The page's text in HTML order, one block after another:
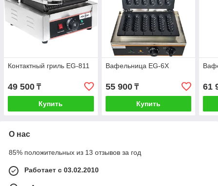
Контактный гриль EG-811
49 500 ₸
Купить
Вафельница EG-6X
55 900₸
Купить
61
О нас
85% положительных из 13 отзывов за год
Работает с 03.02.2010